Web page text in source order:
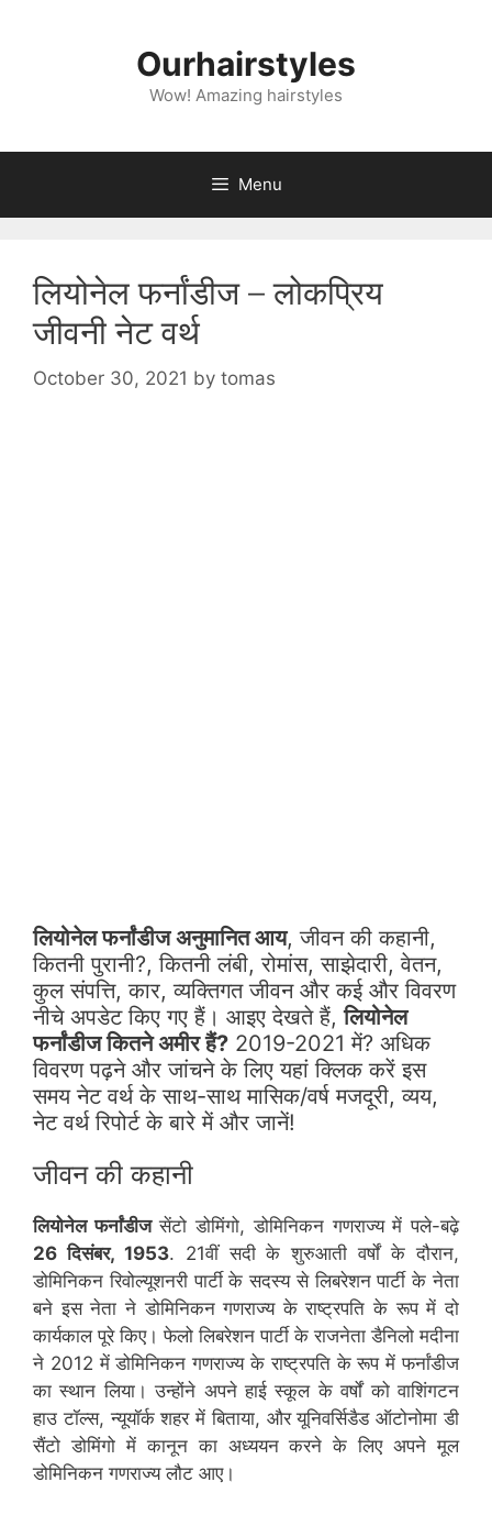
Ourhairstyles
Wow! Amazing hairstyles
Menu
लियोनेल फर्नांडीज – लोकप्रिय
जीवनी नेट वर्थ
October 30, 2021 by tomas
लियोनेल फर्नांडीज अनुमानित आय, जीवन की कहानी,
कितनी पुरानी?, कितनी लंबी, रोमांस, साझेदारी, वेतन,
कुल संपत्ति, कार, व्यक्तिगत जीवन और कई और विवरण
नीचे अपडेट किए गए हैं। आइए देखते हैं,लियोनेल
फर्नांडीज कितने अमीर हैं? 2019-2021 में? अधिक
विवरण पढ़ने और जांचने के लिए यहां क्लिक करें इस
समय नेट वर्थ के साथ-साथ मासिक/वर्ष मजदूरी, व्यय,
नेट वर्थ रिपोर्ट के बारे में और जानें!
जीवन की कहानी
लियोनेल फर्नांडीजसेंटो डोमिंगो, डोमिनिकन गणराज्य में पले-बढ़े
26 दिसंबर, 1953. 21वीं सदी के शुरुआती वर्षों के दौरान,
डोमिनिकन रिवोल्यूशनरी पार्टी के सदस्य से लिबरेशन पार्टी के नेता
बने इस नेता ने डोमिनिकन गणराज्य के राष्ट्रपति के रूप में दो
कार्यकाल पूरे किए। फेलो लिबरेशन पार्टी के राजनेता डैनिलो मदीना
ने 2012 में डोमिनिकन गणराज्य के राष्ट्रपति के रूप में फर्नांडीज
का स्थान लिया। उन्होंने अपने हाई स्कूल के वर्षों को वाशिंगटन
हाउ टॉल्स, न्यूयॉर्क शहर में बिताया, और यूनिवर्सिडैड ऑटोनोमा डी
सैंटो डोमिंगो में कानून का अध्ययन करने के लिए अपने मूल
डोमिनिकन गणराज्य लौट आए।